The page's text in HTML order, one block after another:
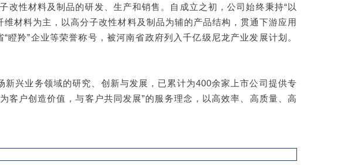
性材料及制品的研发、生产和销售。自成立之初，公司始终秉持“以
材料为主，以高分子改性材料及制品为辅的产品结构，贯通下游应用
羚”企业等荣誉称号，被河南省政府列入千亿级尼龙产业发展计划。
兴业务领域的研究、创新与发展，已累计为400余家上市公司提供专
户创造价值，与客户共同发展”的服务理念，以高效率、高质量、高